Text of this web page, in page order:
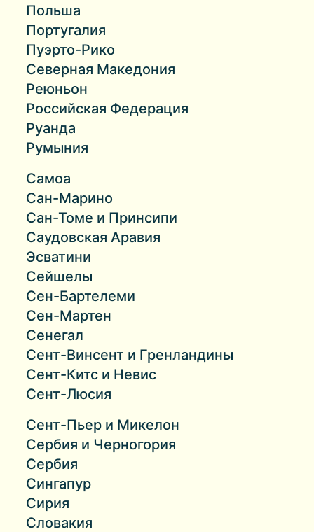
Польша
Португалия
Пуэрто-Рико
Северная Македония
Реюньон
Российская Федерация
Руанда
Румыния
Самоа
Сан-Марино
Сан-Томе и Принсипи
Саудовская Аравия
Эсватини
Сейшелы
Сен-Бартелеми
Сен-Мартен
Сенегал
Сент-Винсент и Гренландины
Сент-Китс и Невис
Сент-Люсия
Сент-Пьер и Микелон
Сербия и Черногория
Сербия
Сингапур
Сирия
Словакия